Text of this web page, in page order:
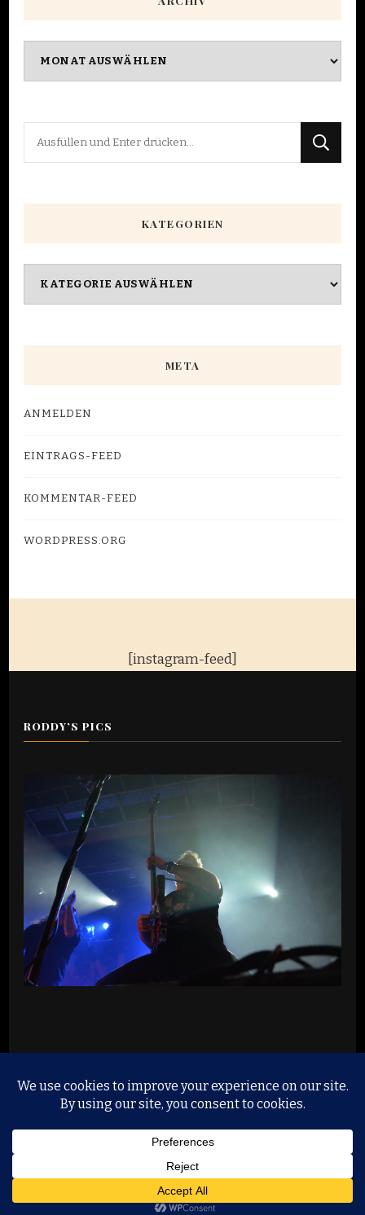
etwas?
KATEGORIEN
META
ANMELDEN
EINTRAGS-FEED
KOMMENTAR-FEED
WORDPRESS.ORG
[instagram-feed]
RODDY’S PICS
© Copyright 2026Music, Liveshows and Proberäume.
Alle Rechte vorbehalten.
Blossom Themes. Präsentiert von